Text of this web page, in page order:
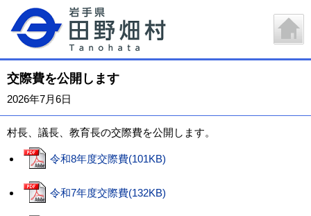
交際費を公開します
2026年7月6日
村長、議長、教育長の交際費を公開します。
令和8年度交際費(101KB)
令和7年度交際費(132KB)